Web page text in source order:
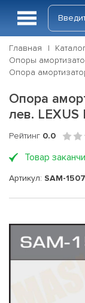
Главная
Опоры
Опора
Опора
лев.
Рейтинг 0.0
Товар
Артикул: SAM-1507